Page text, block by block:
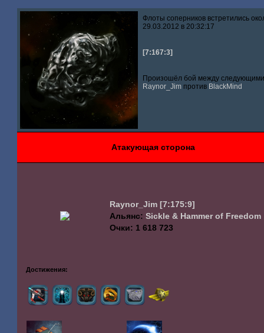
Флоты соперников встретились
29.03.2012 в 20:32:17
[7:167:3]
Произошёл бой между
Raynor_Jim против BlackMind
Атакующая сторона
Raynor_Jim [7:175:9]
Альянс:Sickle & Hammer of Freedom
Очки: 1 618 723
Достижения: